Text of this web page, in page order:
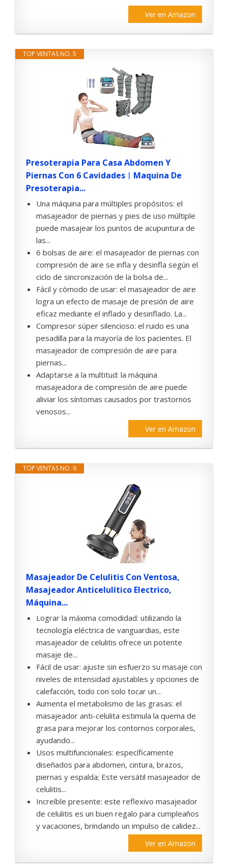
Ver en Amazon
TOP VENTAS NO. 5
Presoterapia Para Casa Abdomen Y
Piernas Con 6 Cavidades︱Maquina De
Presoterapia...
Una máquina para múltiples propósitos: el
masajeador de piernas y pies de uso múltiple
puede masajear los puntos de acupuntura de
las...
6 bolsas de aire: el masajeador de piernas con
compresión de aire se infla y desinfla según el
ciclo de sincronización de la bolsa de...
Fácil y cómodo de usar: el masajeador de aire
logra un efecto de masaje de presión de aire
eficaz mediante el inflado y desinflado. La...
Compresor súper silencioso: el ruido es una
pesadilla para la mayoría de los pacientes. El
masajeador de compresión de aire para
piernas...
Adaptarse a la multitud: la máquina
masajeadora de compresión de aire puede
aliviar los síntomas causados ​​por trastornos
venosos...
Ver en Amazon
TOP VENTAS NO. 6
Masajeador De Celulitis Con Ventosa,
Masajeador Anticelulítico Electrico,
Máquina...
Lograr la máxima comodidad: utilizando la
tecnología eléctrica de vanguardias, este
masajeador de celulitis ofrece un potente
masaje de...
Fácil de usar: ajuste sin esfuerzo su masaje con
niveles de intensidad ajustables y opciones de
calefacción, todo con solo tocar un...
Aumenta el metabolismo de las grasas: el
masajeador anti-celulita estimula la quema de
grasa para mejorar los contornos corporales,
ayudando...
Usos multifuncionales: específicamente
diseñados para abdomen, cintura, brazos,
piernas y espalda; Este versátil masajeador de
celulitis...
Increíble presente: este reflexivo masajeador
de celulitis es un buen regalo para cumpleaños
y vacaciones, brindando un impulso de calidez...
Ver en Amazon